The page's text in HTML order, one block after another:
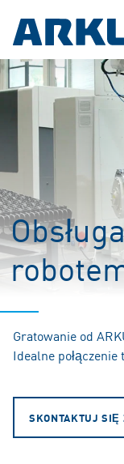
Gratowanie od
Idealne
SKONTAKTUJ